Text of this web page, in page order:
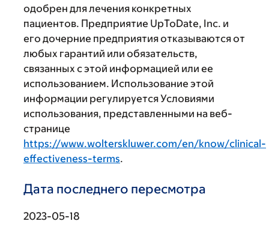
одобрен для лечения конкретных
пациентов. Предприятие UpToDate, Inc. и
его дочерние предприятия отказываются от
любых гарантий или обязательств,
связанных с этой информацией или ее
использованием. Использование этой
информации регулируется Условиями
использования, представленными на веб-
странице
https://www.wolterskluwer.com/en/know/clinical-
effectiveness-terms.
Дата последнего пересмотра
2023-05-18